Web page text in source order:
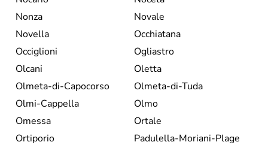
Nonza
Novale
Novella
Occhiatana
Occiglioni
Ogliastro
Olcani
Oletta
Olmeta-di-Capocorso
Olmeta-di-Tuda
Olmi-Cappella
Olmo
Omessa
Ortale
Ortiporio
Padulella-Moriani-Plage